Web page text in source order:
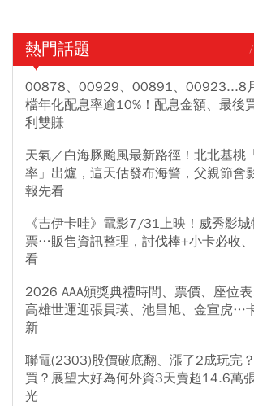
熱門話題
00878、00929、00891、00923...8
檔年化配息率逾10%！配息金額、最後
利雙賺
天氣／白海豚颱風最新路徑！北北基桃
率」出爐，這天估發布海警，父親節會
報先看
《吉伊卡哇》電影7/31上映！威秀影
票…販售資訊整理，討伐棒+小卡必收
看
2026 AAA頒獎典禮時間、票價、座位表
高雄世運迎張員瑛、池昌旭、金宣虎…
新
聯電(2303)股價破底翻、漲了2成玩完
買？展望大好為何外資3天賣超14.6萬
光